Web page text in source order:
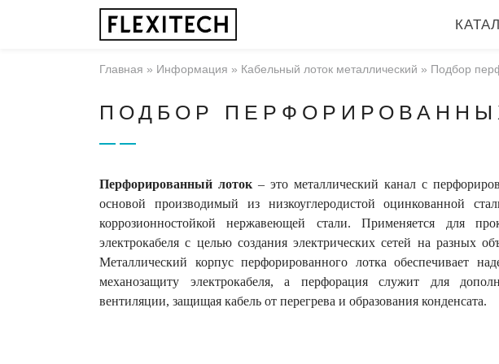
Главная » Информация » Кабельный лоток металлический » Подбор
ПОДБОР
Перфорированный лоток – это металлический канал с
основой производимый из низкоуглеродистой оцинкованной
коррозионностойкой нержавеющей стали. Применяется для
электрокабеля с целью создания электрических сетей на разных
Металлический корпус перфорированного лотка обеспечивает
механозащиту электрокабеля, а перфорация служит для
вентиляции, защищая кабель от перегрева и образования конденсата.